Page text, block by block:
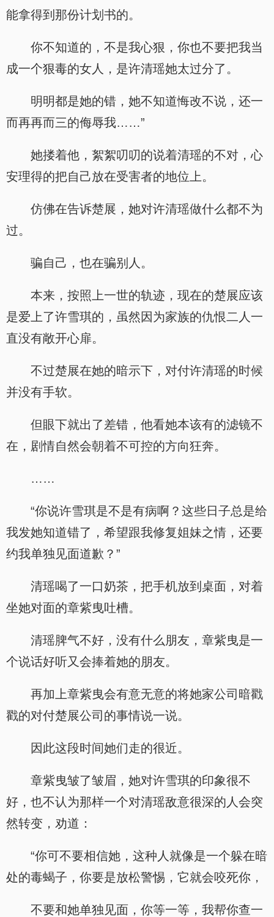
能拿得到那份计划书的。
你不知道的，不是我心狠，你也不要把我当
成一个狠毒的女人，是许清瑶她太过分了。
明明都是她的错，她不知道悔改不说，还一
而再再而三的侮辱我……”
她搂着他，絮絮叨叨的说着清瑶的不对，心
安理得的把自己放在受害者的地位上。
仿佛在告诉楚展，她对许清瑶做什么都不为
过。
骗自己，也在骗别人。
本来，按照上一世的轨迹，现在的楚展应该
是爱上了许雪琪的，虽然因为家族的仇恨二人一
直没有敞开心扉。
不过楚展在她的暗示下，对付许清瑶的时候
并没有手软。
但眼下就出了差错，他看她本该有的滤镜不
在，剧情自然会朝着不可控的方向狂奔。
……
“你说许雪琪是不是有病啊？这些日子总是给
我发她知道错了，希望跟我修复姐妹之情，还要
约我单独见面道歉？”
清瑶喝了一口奶茶，把手机放到桌面，对着
坐她对面的章紫曳吐槽。
清瑶脾气不好，没有什么朋友，章紫曳是一
个说话好听又会捧着她的朋友。
再加上章紫曳会有意无意的将她家公司暗戳
戳的对付楚展公司的事情说一说。
因此这段时间她们走的很近。
章紫曳皱了皱眉，她对许雪琪的印象很不
好，也不认为那样一个对清瑶敌意很深的人会突
然转变，劝道：
“你可不要相信她，这种人就像是一个躲在暗
处的毒蝎子，你要是放松警惕，它就会咬死你，
不要和她单独见面，你等一等，我帮你查一